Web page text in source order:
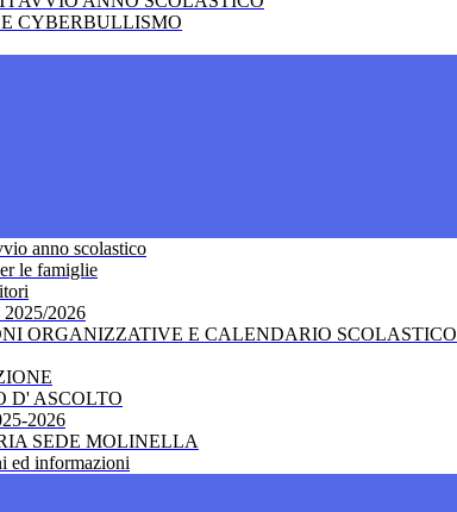
CYBERBULLISMO
anno scolastico
le famiglie
2025/2026
ORGANIZZATIVE E CALENDARIO SCOLASTICO
D' ASCOLTO
2026
SEDE MOLINELLA
ed informazioni